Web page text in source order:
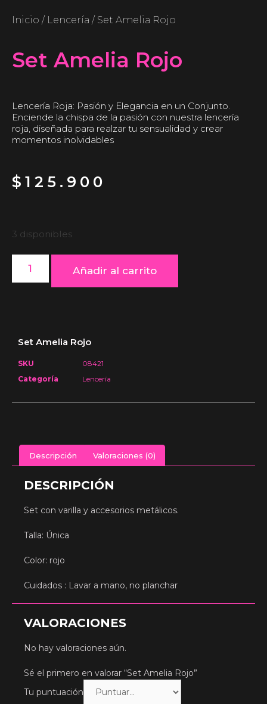
Inicio / Lencería / Set Amelia Rojo
Set Amelia Rojo
Lencería Roja: Pasión y Elegancia en un Conjunto.
Enciende la chispa de la pasión con nuestra lencería
roja, diseñada para realzar tu sensualidad y crear
momentos inolvidables
$ 125.900
3 disponibles
Añadir al carrito
Set Amelia Rojo
SKU
08421
Categoría
Lencería
Descripción Valoraciones (0)
DESCRIPCIÓN
Set con varilla y accesorios metálicos.
Talla: Única
Color: rojo
Cuidados : Lavar a mano, no planchar
VALORACIONES
No hay valoraciones aún.
Sé el primero en valorar “Set Amelia Rojo”
Tu puntuación